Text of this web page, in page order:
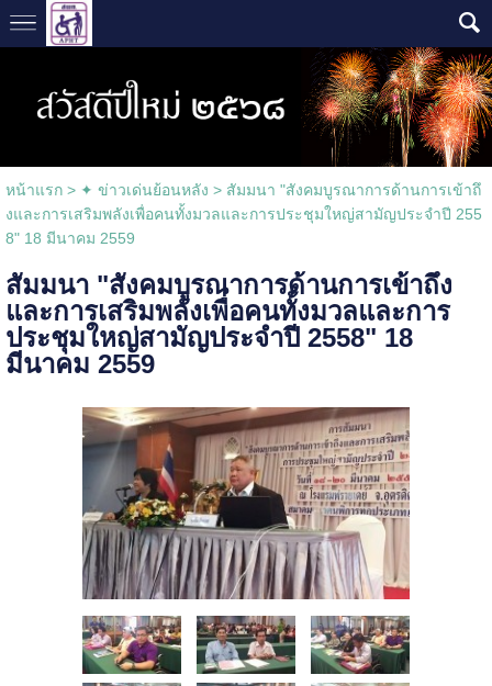
หน้าแรก> ✦ ข่าวเด่นย้อนหลัง > สัมมนา "สังคมบูรณาการด้านการเข้าถึ
งและการเสริมพลังเพื่อคนทั้งมวลและการประชุมใหญ่สามัญประจำปี 255
8" 18 มีนาคม 2559
สัมมนา "สังคมบูรณาการด้านการเข้าถึง
และการเสริมพลังเพื่อคนทั้งมวลและการ
ประชุมใหญ่สามัญประจำปี 2558" 18
มีนาคม 2559